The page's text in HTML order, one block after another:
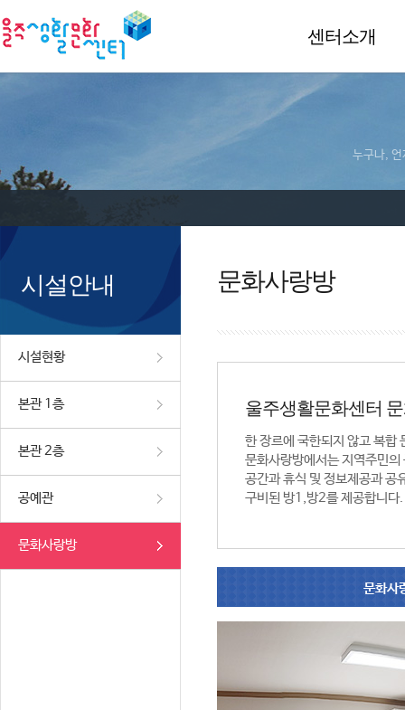
센터소개
누구나, 언
시설안내
시설현황
본관 1층
본관 2층
공예관
문화사랑방
문화사랑방
울주생활문화센터
한 장르에 국한되지 않고 복합
문화사랑방에서는 지역주민
공간과 휴식 및 정보제공과 공
구비된 방1,방2를 제공합니다.
문화사